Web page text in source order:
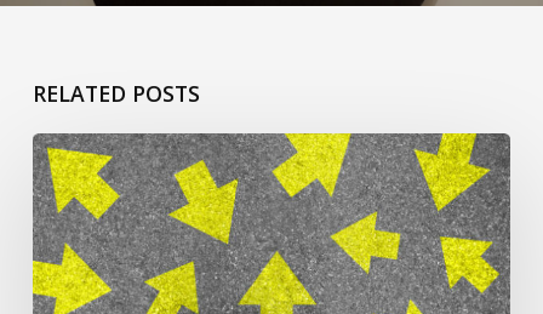
RELATED POSTS
ça
commence
pour
Jacqueline
L’h